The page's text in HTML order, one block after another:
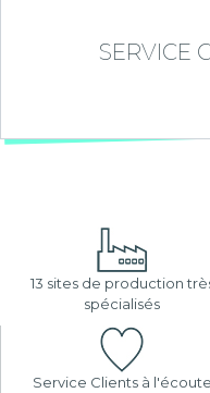
SERVICE
13 sites de production
spécialisés
Service Clients à l'écoute